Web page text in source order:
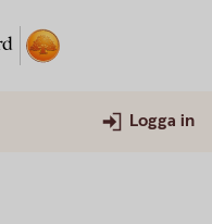
Logga in